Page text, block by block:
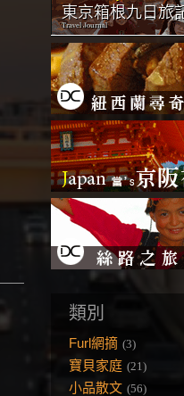
類別
Furl網摘 (3)
寶貝家庭 (21)
小品散文 (56)